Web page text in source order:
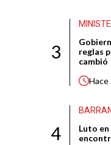
3
reglas
cambió
Hace
4
Luto